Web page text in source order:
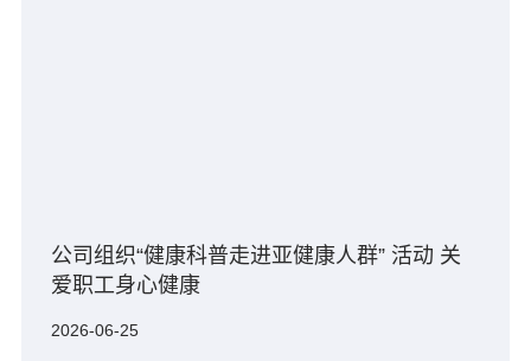
公司组织“健康科普走进亚健康人群” 活动 关
爱职工身心健康
2026-06-25